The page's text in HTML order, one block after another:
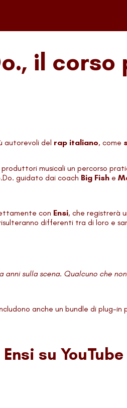
il corso
autorevoli del rap italiano, come
musicali un percorso
guidato dai coach Big Fish e
con Ensi, che registrerà
differenti tra di loro e
sulla scena. Qualcuno che
anche un bundle di plug-in
su YouTube